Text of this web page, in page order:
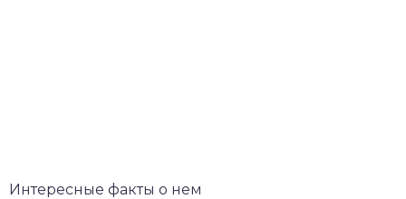
Интересные факты о нем